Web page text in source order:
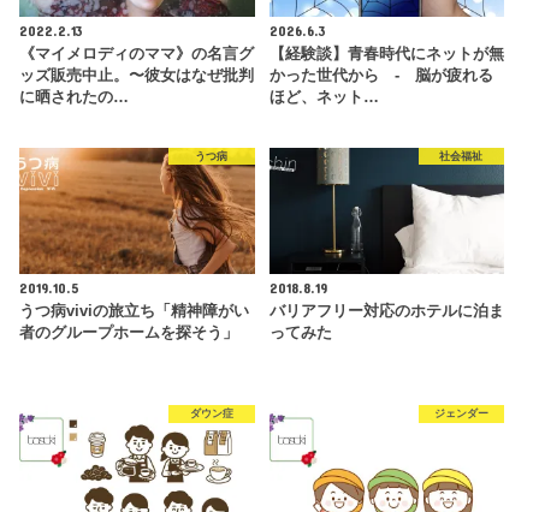
2022.2.13
《マイメロディのママ》の名言グ
ッズ販売中止。〜彼女はなぜ批判
に晒されたの…
2026.6.3
【経験談】青春時代にネットが無
かった世代から - 脳が疲れる
ほど、ネット…
うつ病
2019.10.5
うつ病viviの旅立ち「精神障がい
者のグループホームを探そう」
社会福祉
2018.8.19
バリアフリー対応のホテルに泊ま
ってみた
ダウン症 ジェンダー